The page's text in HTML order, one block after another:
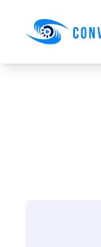
Convert Free